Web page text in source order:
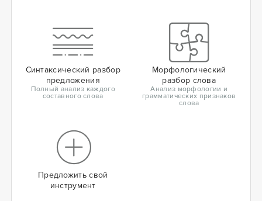
Синтаксический разбор
предложения
Полный анализ каждого
составного слова
Морфологический
разбор слова
Анализ морфологии и
грамматических признаков
слова
Предложить свой
инструмент